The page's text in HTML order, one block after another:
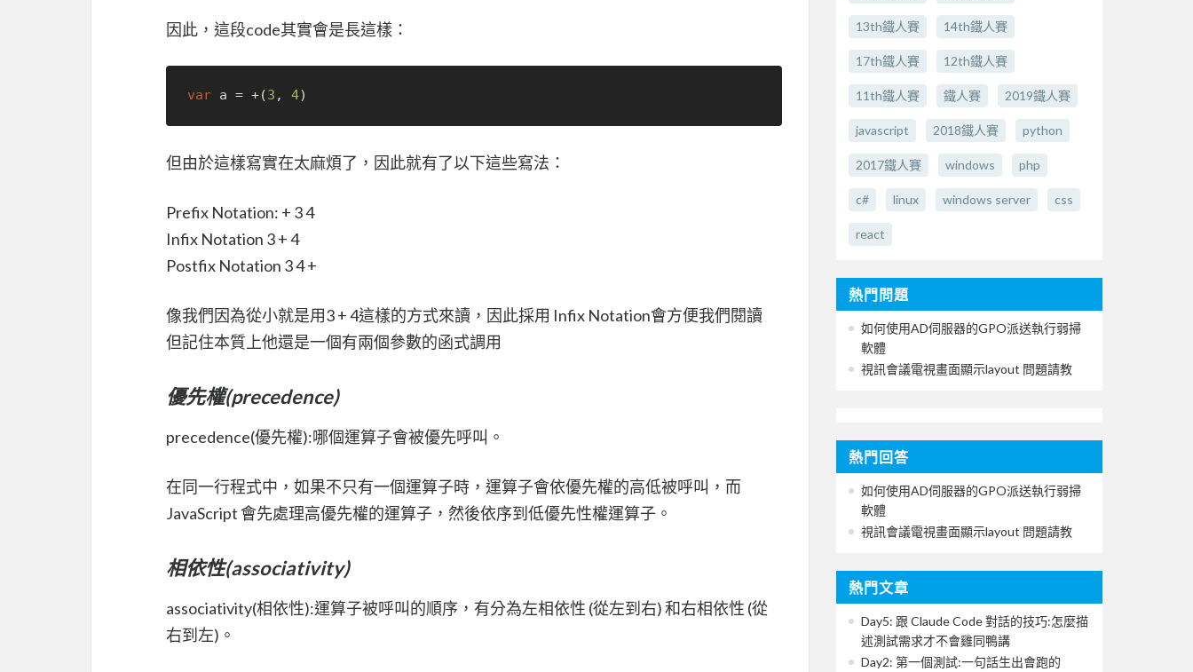
因此，這段code其實會是長這樣：
var a = +(3 , 4
但由於這樣寫實在太麻煩了，因此就有了以下這些寫法：
Prefix Notation: + 3 4
Infix Notation 3 + 4
Postfix Notation 3 4 +
像我們因為從小就是用3 + 4這樣的方式來讀，因此採用 Infix Notation會方便我們閱讀
但記住本質上他還是一個有兩個參數的函式調用
優先權(precedence)
precedence(優先權):哪個運算子會被優先呼叫。
在同一行程式中，如果不只有一個運算子時，運算子會依優先權的高低被呼叫，而
JavaScript 會先處理高優先權的運算子，然後依序到低優先性權運算子。
相依性(associativity)
associativity(相依性):運算子被呼叫的順序，有分為左相依性 (從左到右) 和右相依性 (從
右到左)。
13th鐵人賽 14th鐵人賽
17th鐵人賽 12th鐵人賽
11th鐵人賽 鐵人賽 2019鐵人賽
javascript 2018鐵人賽 python
2017鐵人賽 windows php
c# linux windows server css
react
熱門問題
如何使用AD伺服器的GPO派送執行弱掃
軟體
視訊會議電視畫面顯示layout 問題請教
熱門回答
如何使用AD伺服器的GPO派送執行弱掃
軟體
視訊會議電視畫面顯示layout 問題請教
熱門文章
Day5: 跟 Claude Code 對話的技巧:怎麼描
述測試需求才不會雞同鴨講
Day2: 第一個測試:一句話生出會跑的